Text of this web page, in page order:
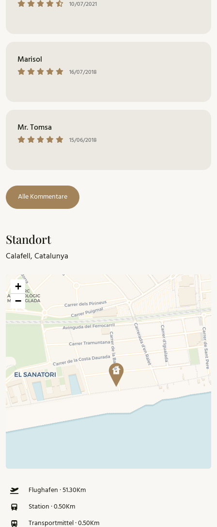
10/07/2021
Marisol
16/07/2018
Mr. Tomsa
15/06/2018
Alle Kommentare
Standort
Calafell, Catalunya
+
−
Flughafen · 51.30Km
Station · 0.50Km
Transportmittel · 0.50Km